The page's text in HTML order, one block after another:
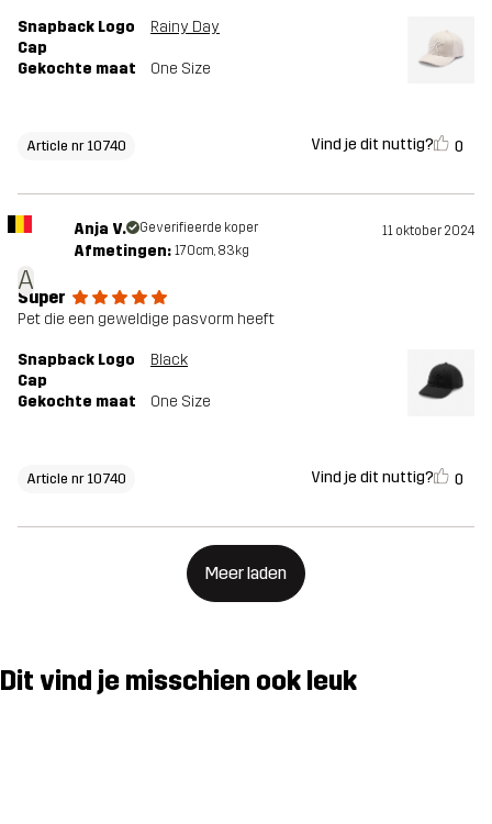
Snapback Logo
Cap
Rainy Day
Gekochte maat One Size
Article nr 10740 Vind je dit nuttig? 0
A
Anja V. Geverifieerde koper 11 oktober 2024
Afmetingen: 170cm, 83kg
Super
Pet die een geweldige pasvorm heeft
Snapback Logo
Cap
Black
Gekochte maat One Size
Article nr 10740 Vind je dit nuttig? 0
Meer laden
Dit vind je misschien ook leuk